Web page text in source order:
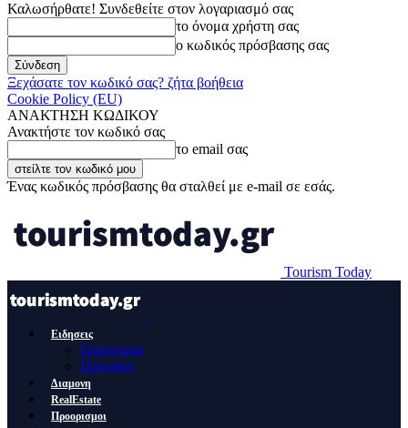
Καλωσήρθατε! Συνδεθείτε στον λογαριασμό σας
το όνομα χρήστη σας
ο κωδικός πρόσβασης σας
Ξεχάσατε τον κωδικό σας? ζήτα βοήθεια
Cookie Policy (EU)
ΑΝΑΚΤΗΣΗ ΚΩΔΙΚΟΥ
Ανακτήστε τον κωδικό σας
το email σας
Ένας κωδικός πρόσβασης θα σταλθεί με e-mail σε εσάς.
Tourism Today
Ειδησεις
Οικονομια
Πολιτικη
Διαμονη
RealEstate
Προορισμοι